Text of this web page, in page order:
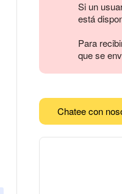
Si un
está
Para
que se
Chatee con